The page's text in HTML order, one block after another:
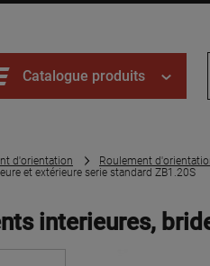
Catalogue produits
d'orientation
Roulement
et extérieure serie standard ZB1.20S
interieures,